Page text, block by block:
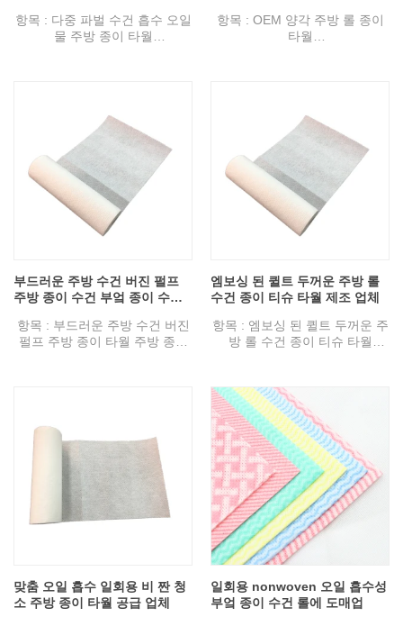
항목 : 다중 파벌 수건 흡수 오일
물 주방 종이 타월
특징 : 고도로 물 흡수성, 오일
흡수, 웹 성형, 평균, 메쉬 명확
한, 닦아, 경제적 인 조리개 또는
인쇄시 보푸라기가 필요 없습니
다.
용도 : 청소 주방 (요리, 그릇, 팬,
테이블), 장비, 가구, 바닥 등
항목 : OEM 양각 주방 롤 종이
타월
특징 : 고도로 물 흡수성, 오일
흡수, 웹 성형, 평균, 메쉬 명확
한, 닦아, 경제적 인 조리개 또는
인쇄시 보푸라기가 필요 없습니
다.
용도 : 청소 주방 (요리, 그릇, 팬,
테이블), 장비, 가구, 바닥 등
부드러운 주방 수건 버진 펄프
주방 종이 수건 부엌 종이 수건
항목 : 부드러운 주방 수건 버진
펄프 주방 종이 타월 주방 종이
특징 : 고도로 물 흡수성, 오일
흡수, 웹 성형, 평균, 메쉬 명확
한, 닦아, 경제적 인 조리개 또는
인쇄시 보푸라기가 필요 없습니
용도 : 청소 주방 (요리, 그릇, 팬,
엠보싱 된 퀼트 두꺼운 주방 롤
수건 종이 티슈 타월 제조 업체
항목 : 엠보싱 된 퀼트 두꺼운 주
방 롤 수건 종이 티슈 타월
색상 : 흰색, 밝은 파란색, 진한
파란색 또는 사용자 정의
특징 : 고도로 물 흡수성, 오일
흡수, 웹 성형, 평균, 메쉬 명확
한, 닦아, 경제적 인 조리개 또는
인쇄시 보푸라기가 필요 없습니
다.
용도 : 청소 주방 (요리, 그릇, 팬,
테이블), 장비, 가구, 바닥 등
맞춤 오일 흡수 일회용 비 짠 청
소 주방 종이 타월 공급 업체
일회용 nonwoven 오일 흡수성
부엌 종이 수건 롤에 도매업